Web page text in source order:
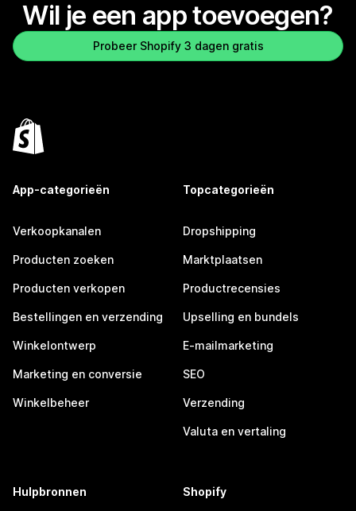
Wil je een app toevoegen?
Probeer Shopify 3 dagen gratis
App-categorieën
Verkoopkanalen
Producten zoeken
Producten verkopen
Bestellingen en verzending
Winkelontwerp
Marketing en conversie
Winkelbeheer
Topcategorieën
Dropshipping
Marktplaatsen
Productrecensies
Upselling en bundels
E-mailmarketing
SEO
Verzending
Valuta en vertaling
Hulpbronnen Shopify